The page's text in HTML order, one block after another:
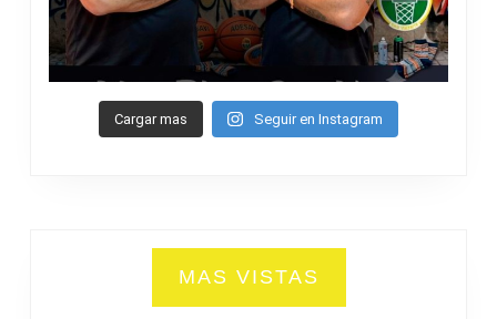
Cargar mas Seguir en Instagram
MAS VISTAS